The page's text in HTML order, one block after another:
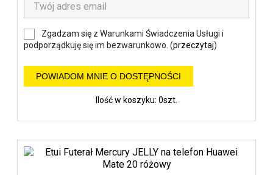
Zgadzam się z Warunkami Świadczenia Usługi i
podporządkuję się im bezwarunkowo. (przeczytaj)
POWIADOM MNIE O DOSTĘPNOŚCI
Ilość w koszyku: 0szt.